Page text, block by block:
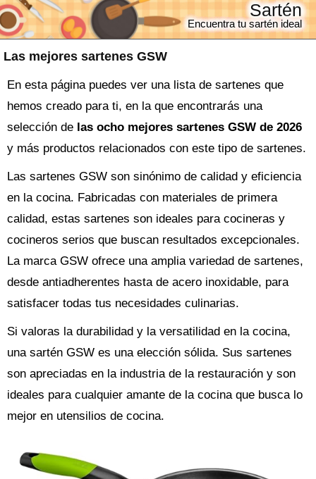
Las mejores sartenes GSW
Sartén
Encuentra tu sartén ideal
En esta página puedes ver una lista de sartenes que
hemos creado para ti, en la que encontrarás una
selección de las ocho mejores sartenes GSW de 2026
y más productos relacionados con este tipo de sartenes.
Las sartenes GSW son sinónimo de calidad y eficiencia
en la cocina. Fabricadas con materiales de primera
calidad, estas sartenes son ideales para cocineras y
cocineros serios que buscan resultados excepcionales.
La marca GSW ofrece una amplia variedad de sartenes,
desde antiadherentes hasta de acero inoxidable, para
satisfacer todas tus necesidades culinarias.
Si valoras la durabilidad y la versatilidad en la cocina,
una sartén GSW es una elección sólida. Sus sartenes
son apreciadas en la industria de la restauración y son
ideales para cualquier amante de la cocina que busca lo
mejor en utensilios de cocina.